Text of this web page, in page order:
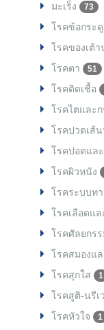
มะเร็ง 73
โรคข้อกระ
โรคของเต้า
โรคตา 51
โรคติดเชื้อ
โรคไตและก
โรคปวดเส้
โรคปอดแล
โรคผิวหนัง
โรคระบบท
โรคเลือดแล
โรคศัลยกร
โรคสมองแ
โรคสุกใส 1
โรคสูติ-นรีเ
โรคหัวใจ 1